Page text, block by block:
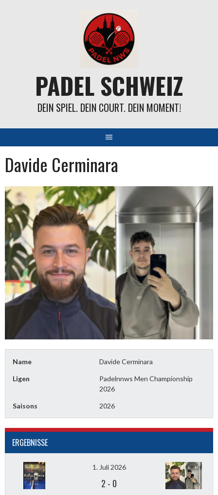
PADEL SCHWEIZ
DEIN SPIEL. DEIN COURT. DEIN MOMENT!
Davide Cerminara
Name Davide Cerminara
Ligen
Padelnnws Men Championship
2026
Saisons 2026
ERGEBNISSE
1. Juli 2026
2 - 0